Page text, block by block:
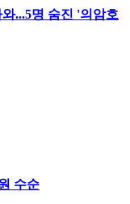
...5명 숨진 '의암호
수순